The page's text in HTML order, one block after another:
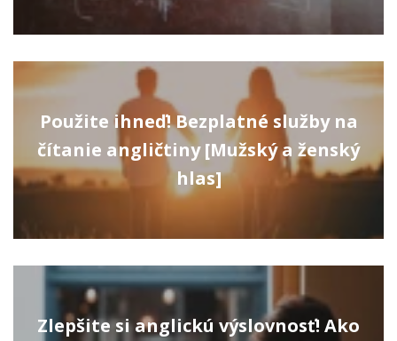
Použite ihneď! Bezplatné služby na
čítanie angličtiny [Mužský a ženský
hlas]
Zlepšite si anglickú výslovnosť! Ako